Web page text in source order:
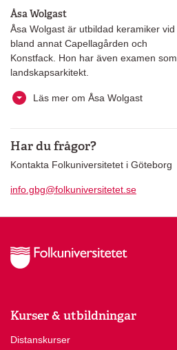
Åsa Wolgast
Åsa Wolgast är utbildad keramiker vid
bland annat Capellagården och
Konstfack. Hon har även examen som
landskapsarkitekt.
Läs mer om Åsa Wolgast
Har du frågor?
Kontakta Folkuniversitetet i Göteborg
info.gbg@folkuniversitetet.se
Kurser & utbildningar
Distanskurser